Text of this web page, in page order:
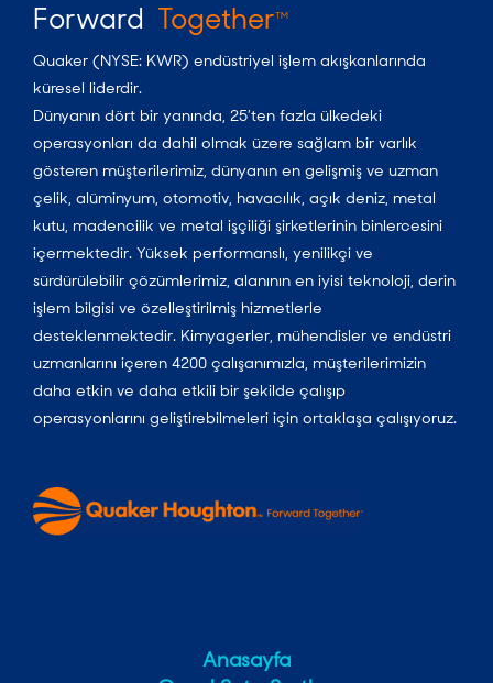
Forward TogetherTM
Quaker (NYSE: KWR) endüstriyel işlem akışkanlarında
küresel liderdir.
Dünyanın dört bir yanında, 25’ten fazla ülkedeki
operasyonları da dahil olmak üzere sağlam bir varlık
gösteren müşterilerimiz, dünyanın en gelişmiş ve uzman
çelik, alüminyum, otomotiv, havacılık, açık deniz, metal
kutu, madencilik ve metal işçiliği şirketlerinin binlercesini
içermektedir. Yüksek performanslı, yenilikçi ve
sürdürülebilir çözümlerimiz, alanının en iyisi teknoloji, derin
işlem bilgisi ve özelleştirilmiş hizmetlerle
desteklenmektedir. Kimyagerler, mühendisler ve endüstri
uzmanlarını içeren 4200 çalışanımızla, müşterilerimizin
daha etkin ve daha etkili bir şekilde çalışıp
operasyonlarını geliştirebilmeleri için ortaklaşa çalışıyoruz.
Anasayfa